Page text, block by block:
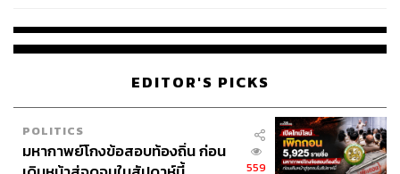
EDITOR'S PICKS
POLITICS
มหากาพย์โกงข้อสอบท้องถิ่น ก่อน
559